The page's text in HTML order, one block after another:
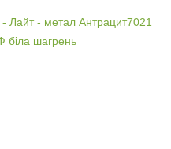
- Лайт - метал Антрацит7021
біла шагрень